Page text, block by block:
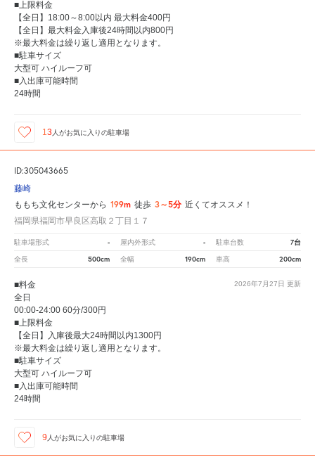
■上限料金
【全日】18:00～8:00以内 最大料金400円
【全日】最大料金入庫後24時間以内800円
※最大料金は繰り返し適用となります。
■駐車サイズ
大型可 ハイルーフ可
■入出庫可能時間
24時間
13 人がお気に入りの駐車場
ID:305043665
藤崎
ももち文化センターから 199m 徒歩 3～5分 近くてオススメ！
福岡県福岡市早良区高取２丁目１７
駐車場形式 - 屋内外形式 - 駐車台数 7台
全長 500cm 全幅 190cm 車高 200cm
2026年7月27日 更新
■料金
全日
00:00-24:00 60分/300円
■上限料金
【全日】入庫後最大24時間以内1300円
※最大料金は繰り返し適用となります。
■駐車サイズ
大型可 ハイルーフ可
■入出庫可能時間
24時間
9 人がお気に入りの駐車場